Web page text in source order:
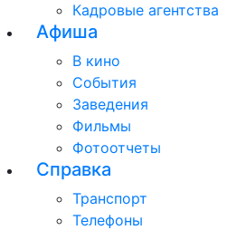
Кадровые агентства
Афиша
В кино
События
Заведения
Фильмы
Фотоотчеты
Справка
Транспорт
Телефоны